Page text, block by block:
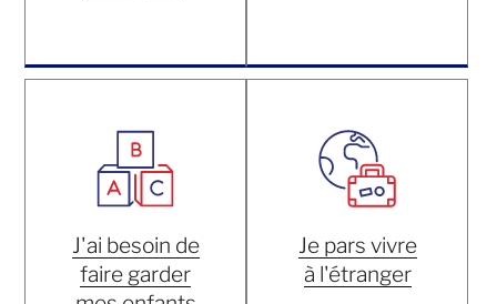
J'ai besoin de
faire garder
Je pars vivre
à l'étranger